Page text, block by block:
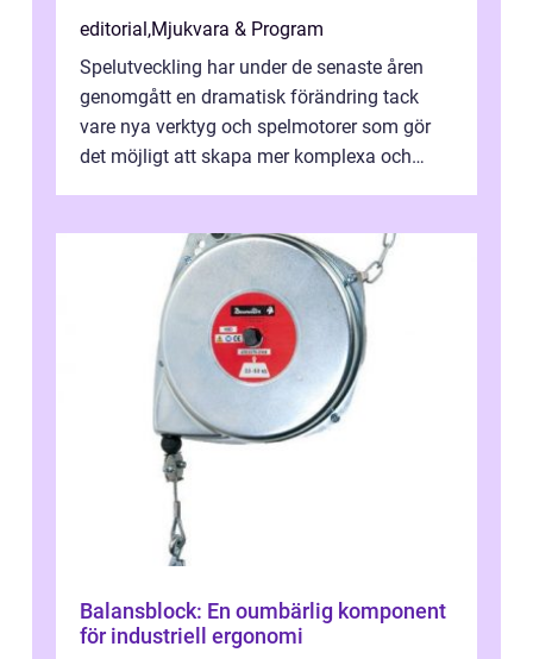
editorial,Mjukvara & Program
Spelutveckling har under de senaste åren
genomgått en dramatisk förändring tack
vare nya verktyg och spelmotorer som gör
det möjligt att skapa mer komplexa och
Balansblock: En oumbärlig komponent
för industriell ergonomi